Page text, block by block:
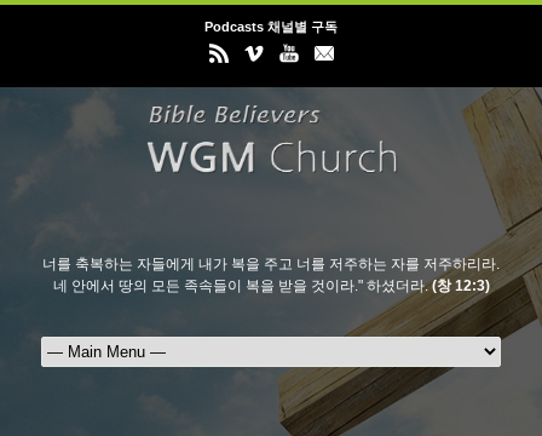
Podcasts 채널별 구독
너를 축복하는 자들에게 내가 복을 주고 너를 저주하는 자를 저주하리라.
네 안에서 땅의 모든 족속들이 복을 받을 것이라." 하셨더라.(창 12:3)